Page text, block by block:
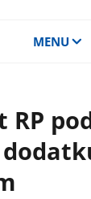
MENU
RP